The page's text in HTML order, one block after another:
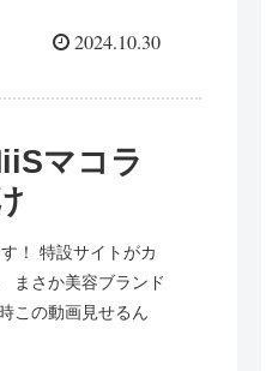
2024.10.30
マコラ
！ 特設サイトがカ
まさか美容ブランド
この動画見せるん